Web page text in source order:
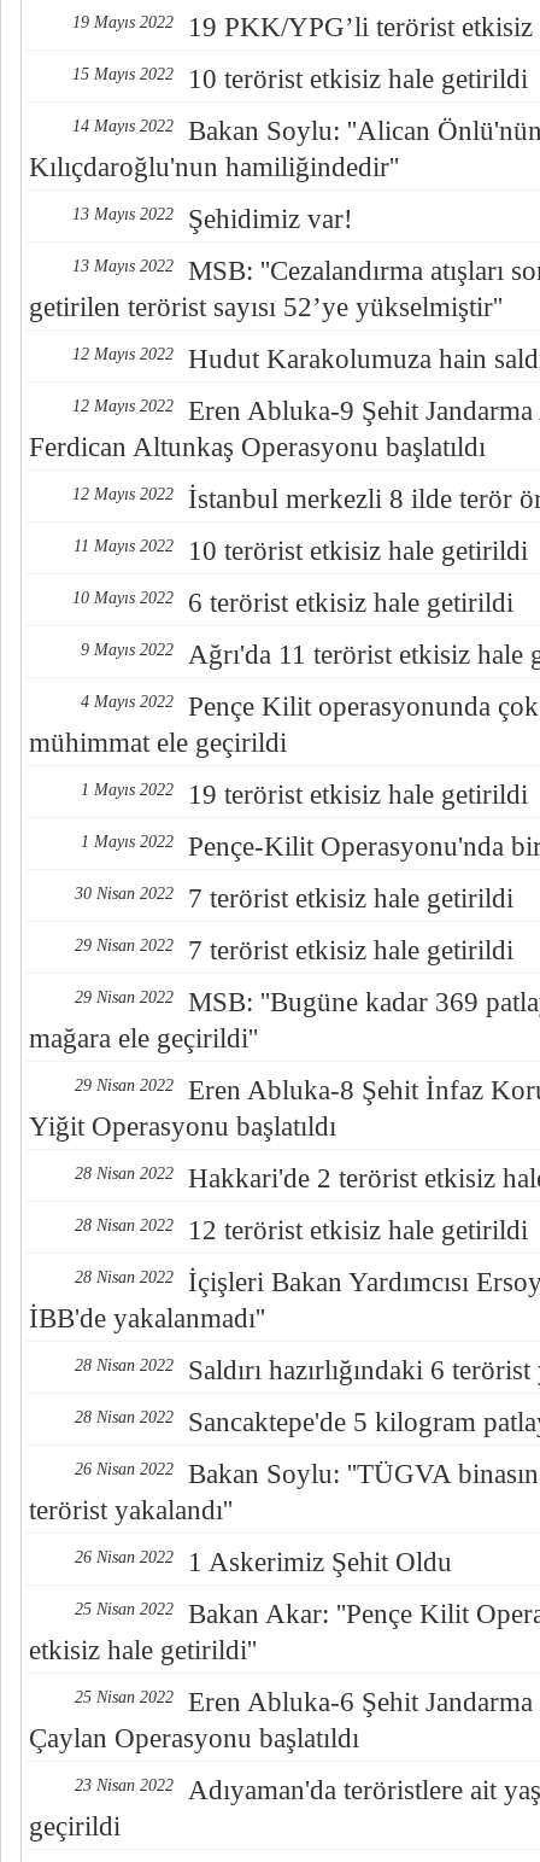
19 Mayıs 2022 19 PKK/YPG’li terörist
15 Mayıs 2022 10 terörist etkisiz hale getirildi
14 Mayıs 2022
Bakan Soylu: ''Alican
Kılıçdaroğlu'nun hamiliğindedir''
13 Mayıs 2022 Şehidimiz var!
13 Mayıs 2022
MSB: ''Cezalandırma atışları
getirilen terörist sayısı 52’ye yükselmiştir''
12 Mayıs 2022 Hudut Karakolumuza hain
12 Mayıs 2022
Eren Abluka-9 Şehit
Ferdican Altunkaş Operasyonu başlatıldı
12 Mayıs 2022 İstanbul merkezli 8 ilde terör
11 Mayıs 2022 10 terörist etkisiz hale getirildi
10 Mayıs 2022 6 terörist etkisiz hale getirildi
9 Mayıs 2022 Ağrı'da 11 terörist etkisiz hale
4 Mayıs 2022
Pençe Kilit operasyonunda
mühimmat ele geçirildi
1 Mayıs 2022 19 terörist etkisiz hale getirildi
1 Mayıs 2022 Pençe-Kilit Operasyonu'nda
30 Nisan 2022 7 terörist etkisiz hale getirildi
29 Nisan 2022 7 terörist etkisiz hale getirildi
29 Nisan 2022
MSB: ''Bugüne kadar 369
mağara ele geçirildi''
29 Nisan 2022
Eren Abluka-8 Şehit İnfaz
Yiğit Operasyonu başlatıldı
28 Nisan 2022 Hakkari'de 2 terörist etkisiz
28 Nisan 2022 12 terörist etkisiz hale getirildi
28 Nisan 2022
İçişleri Bakan Yardımcısı
İBB'de yakalanmadı''
28 Nisan 2022 Saldırı hazırlığındaki 6
28 Nisan 2022 Sancaktepe'de 5 kilogram
26 Nisan 2022
Bakan Soylu: ''TÜGVA
terörist yakalandı''
26 Nisan 2022 1 Askerimiz Şehit Oldu
25 Nisan 2022
Bakan Akar: ''Pençe Kilit
etkisiz hale getirildi''
25 Nisan 2022
Eren Abluka-6 Şehit
Çaylan Operasyonu başlatıldı
23 Nisan 2022
Adıyaman'da teröristlere ait
geçirildi